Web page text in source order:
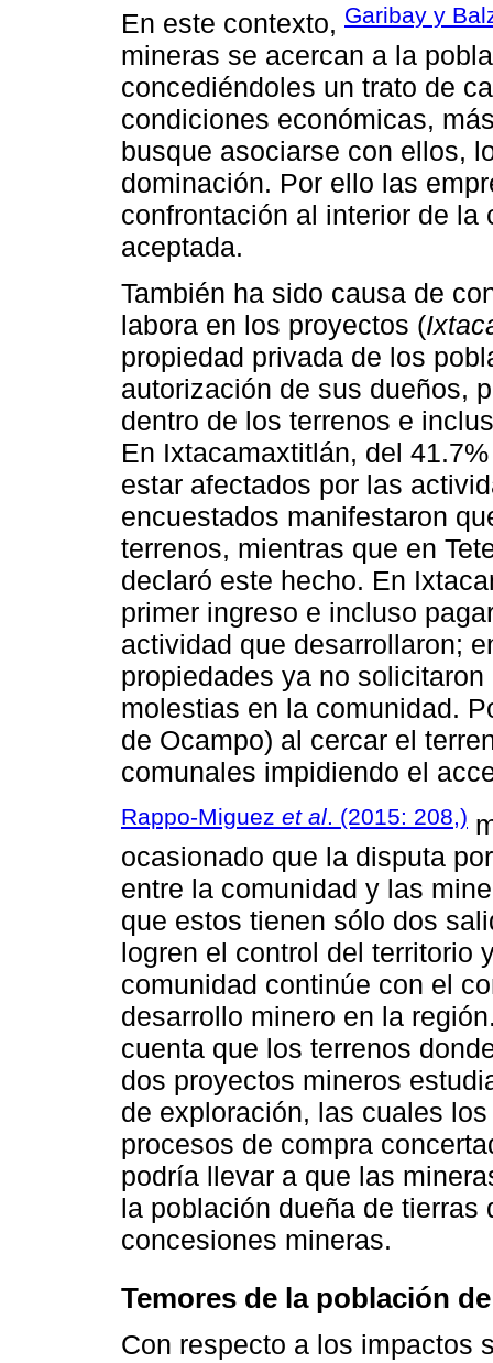
En este contexto, Garibay y
mineras se acercan a la
concediéndoles un trato de
condiciones económicas,
busque asociarse con ellos,
dominación. Por ello las
confrontación al interior de la
aceptada.
También ha sido causa de
labora en los proyectos (
propiedad privada de los
autorización de sus dueños,
dentro de los terrenos e
En Ixtacamaxtitlán, del
estar afectados por las
encuestados manifestaron
terrenos, mientras que en
declaró este hecho. En
primer ingreso e incluso
actividad que desarrollaron;
propiedades ya no
molestias en la comunidad.
de Ocampo) al cercar el
comunales impidiendo el
Rappo-Miguez et al . (2015: 208,)
ocasionado que la disputa
entre la comunidad y las
que estos tienen sólo dos
logren el control del territorio
comunidad continúe con el
desarrollo minero en la
cuenta que los terrenos
dos proyectos mineros
de exploración, las cuales
procesos de compra
podría llevar a que las
la población dueña de tierras
concesiones mineras.
Temores de la población
Con respecto a los impactos